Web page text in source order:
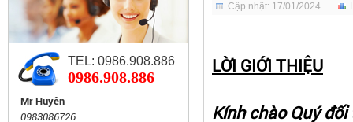
TEL: 0986.908.886
0986.908.886
Mr Huyên
0983086726
Cập nhật: 17/01/2024
LỜI GIỚI THIỆU
Kính chào Quý